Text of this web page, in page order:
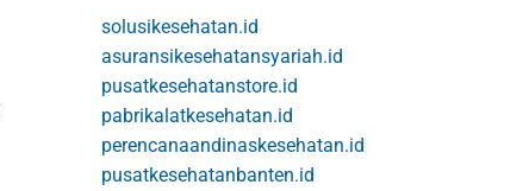
solusikesehatan.id
asuransikesehatansyariah.id
pusatkesehatanstore.id
pabrikalatkesehatan.id
perencanaandinaskesehatan.id
pusatkesehatanbanten.id